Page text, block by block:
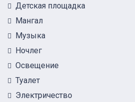
Детская площадка
Мангал
Музыка
Ночлег
Освещение
Туалет
Электричество